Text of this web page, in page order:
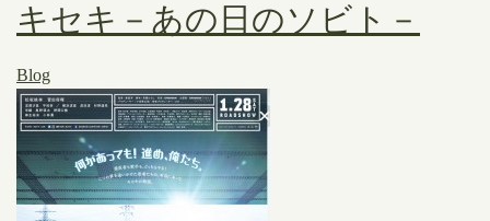
キセキ－あの日のソビト－
Blog